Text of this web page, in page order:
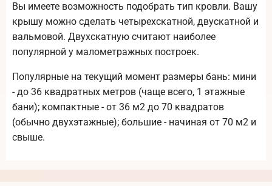
Вы имеете возможность подобрать тип кровли. Вашу
крышу можно сделать четырехскатной, двускатной и
вальмовой. Двухскатную считают наиболее
популярной у малометражных построек.
Популярные на текущий момент размеры бань: мини
- до 36 квадратных метров (чаще всего, 1 этажные
бани); компактные - от 36 м2 до 70 квадратов
(обычно двухэтажные); большие - начиная от 70 м2 и
свыше.